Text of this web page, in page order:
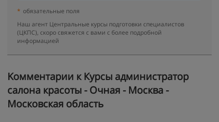
* обязательные поля
Наш агент Центральные курсы подготовки специалистов
(ЦКПС), скоро свяжется с вами с более подробной
информацией
Kомментарии к Курсы администратор
салона красоты - Очная - Москва -
Московская область